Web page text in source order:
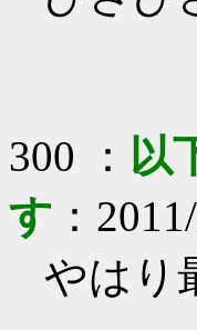
300 ： 以
す ：
やはり